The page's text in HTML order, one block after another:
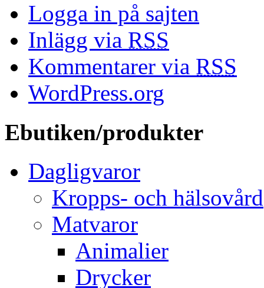
Logga in på sajten
Inlägg via RSS
Kommentarer via RSS
WordPress.org
Ebutiken/produkter
Dagligvaror
Kropps- och hälsovård
Matvaror
Animalier
Drycker